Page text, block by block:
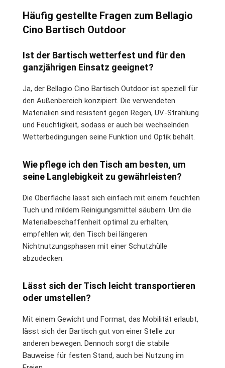
Häufig gestellte Fragen zum Bellagio
Cino Bartisch Outdoor
Ist der Bartisch wetterfest und für den
ganzjährigen Einsatz geeignet?
Ja, der Bellagio Cino Bartisch Outdoor ist speziell für
den Außenbereich konzipiert. Die verwendeten
Materialien sind resistent gegen Regen, UV-Strahlung
und Feuchtigkeit, sodass er auch bei wechselnden
Wetterbedingungen seine Funktion und Optik behält.
Wie pflege ich den Tisch am besten, um
seine Langlebigkeit zu gewährleisten?
Die Oberfläche lässt sich einfach mit einem feuchten
Tuch und mildem Reinigungsmittel säubern. Um die
Materialbeschaffenheit optimal zu erhalten,
empfehlen wir, den Tisch bei längeren
Nichtnutzungsphasen mit einer Schutzhülle
abzudecken.
Lässt sich der Tisch leicht transportieren
oder umstellen?
Mit einem Gewicht und Format, das Mobilität erlaubt,
lässt sich der Bartisch gut von einer Stelle zur
anderen bewegen. Dennoch sorgt die stabile
Bauweise für festen Stand, auch bei Nutzung im